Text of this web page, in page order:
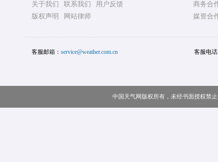
关于我们 联系我们
用户反馈
版权声明
网站律师
商务合
媒资合
客服邮箱： service@weather.com.cn 客服电
中国天气网版权所有，未经书面授权